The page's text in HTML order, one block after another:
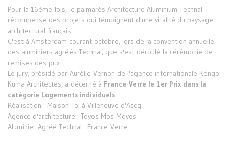
Pour la 16ème fois, le palmarès Architecture Aluminium Technal
récompense des projets qui témoignent d'une vitalité du paysage
architectural français.
C'est à Amsterdam courant octobre, lors de la convention annuelle
des aluminiers agréés Technal, que s'est déroulé la cérémonie de
remises des prix.
Le jury, présidé par Aurélie Vernon de l'agence internationale Kengo
Kuma Architectes, a décerné à France-Verre le 1er Prix dans la
catégorie Logements individuels.
Réalisation : Maison Toi à Villeneuve d'Ascq
Agence d'architecture : Toyos Mos Moyos
Aluminier Agréé Technal : France-Verre